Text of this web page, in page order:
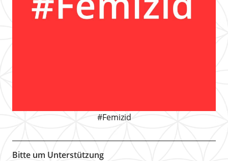
#Femizid
Bitte um Unterstützung